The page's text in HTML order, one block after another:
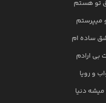
تو هستم
میپرستم
ساده ام
بی ارادم
و رویا
دنیا